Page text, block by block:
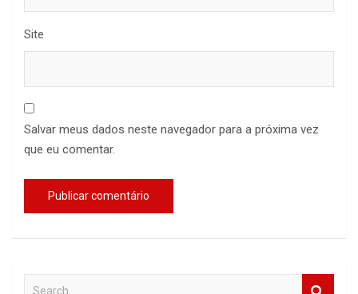
Site
Salvar meus dados neste navegador para a próxima vez
que eu comentar.